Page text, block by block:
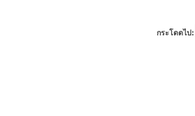
กระโดดไป: